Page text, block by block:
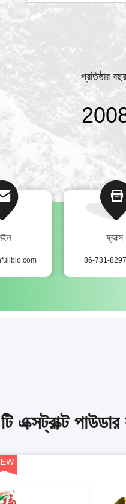
প্রতিষ্ঠার
ফ্যাক্স
86-731-
পাউডার